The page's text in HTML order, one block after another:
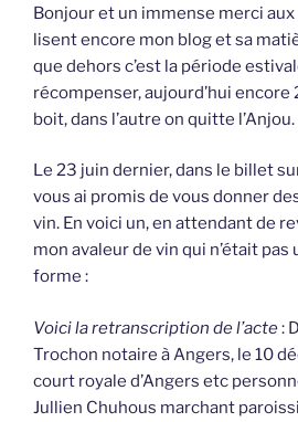
Bonjour et un immense merci aux
lisent encore mon blog et sa
que dehors c’est la période
récompenser, aujourd’hui encore
boit, dans l’autre on quitte l’Anjou.
Le 23 juin dernier, dans le billet
vous ai promis de vous donner
vin. En voici un, en attendant de
mon avaleur de vin qui n’était
forme :
Voici la retranscription de l’acte:
Trochon notaire à Angers, le 10
court royale d’Angers etc
Jullien Chuhous marchant